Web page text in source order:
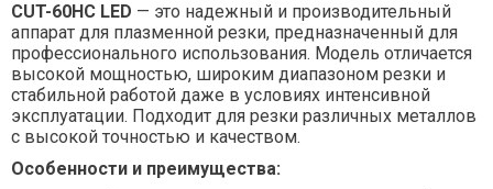
CUT-60HC LED — это надежный и производительный
аппарат для плазменной резки, предназначенный для
профессионального использования. Модель отличается
высокой мощностью, широким диапазоном резки и
стабильной работой даже в условиях интенсивной
эксплуатации. Подходит для резки различных металлов
с высокой точностью и качеством.
Особенности и преимущества: